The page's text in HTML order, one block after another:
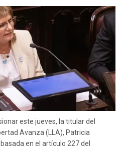
este jueves, la titular del
Avanza (LLA), Patricia
en el artículo 227 del